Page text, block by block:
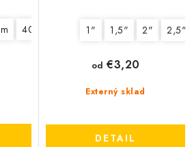
40 mm 50 mm 60 mm
1" 1,5" 2" 2,5"
Externý sklad
od €3,20
DETAIL